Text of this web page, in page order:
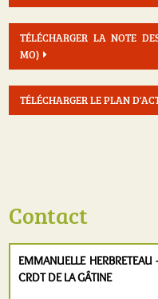
TÉLÉCHARGER LA NOTE
MO)
TÉLÉCHARGER LE PLAN
Contact
EMMANUELLE
CRDT DE LA GÂTINE